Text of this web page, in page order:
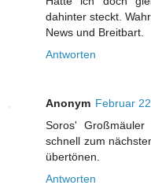
dahinter steckt.
News und Breitbart.
Antworten
Anonym Februar
Soros'
schnell zum
übertönen.
Antworten